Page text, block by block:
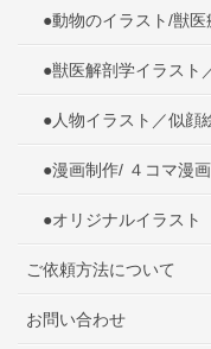
●動物のイラスト/獣
●獣医解剖学イラスト
●人物イラスト／似顔
●漫画制作/ ４コマ漫
●オリジナルイラスト
ご依頼方法について
お問い合わせ